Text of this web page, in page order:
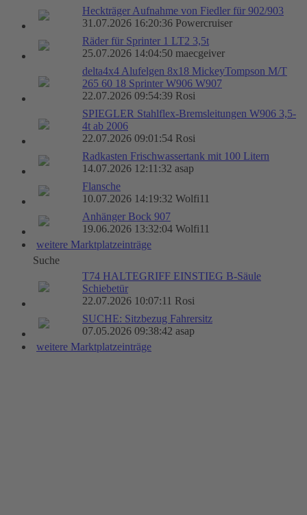
Heckträger Aufnahme von Fiedler für 902/903
31.07.2026 16:20:36 Powercruiser
Räder für Sprinter 1 LT2 3,5t
25.07.2026 14:04:50 maecgeiver
delta4x4 Alufelgen 8x18 MickeyTompson M/T
265 60 18 Sprinter W906 W907
22.07.2026 09:54:39 Rosi
SPIEGLER Stahlflex-Bremsleitungen W906 3,5-
4t ab 2006
22.07.2026 09:01:54 Rosi
Radkasten Frischwassertank mit 100 Litern
14.07.2026 12:11:32 asap
Flansche
10.07.2026 14:19:32 Wolfi11
Anhänger Bock 907
19.06.2026 13:32:04 Wolfi11
weitere Marktplatzeinträge
Suche
T74 HALTEGRIFF EINSTIEG B-Säule
Schiebetür
22.07.2026 10:07:11 Rosi
SUCHE: Sitzbezug Fahrersitz
07.05.2026 09:38:42 asap
weitere Marktplatzeinträge